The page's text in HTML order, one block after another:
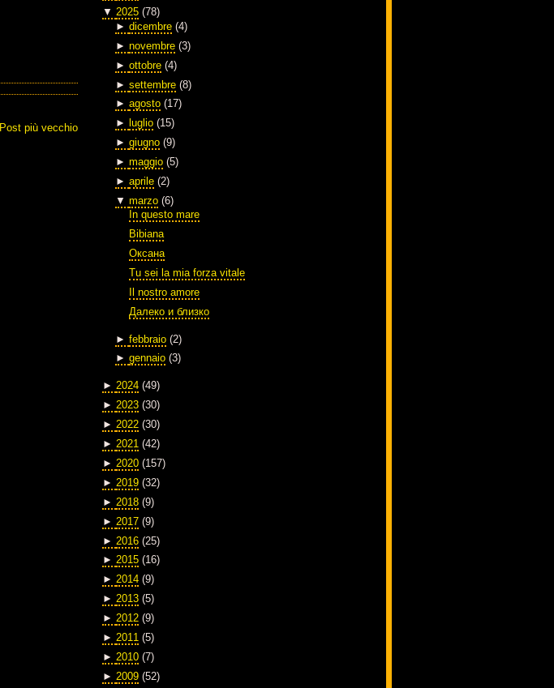
Post più vecchio
▼ 2025 (78)
► dicembre (4)
► novembre (3)
► ottobre (4)
► settembre (8)
► agosto (17)
►
luglio (15)
► giugno (9)
► maggio (5)
► aprile (2)
▼ marzo (6)
In questo mare
Bibiana
Оксана
Tu sei la mia forza vitale
Il nostro amore
Далеко и близко
► febbraio (2)
► gennaio (3)
► 2024 (49)
► 2023 (30)
► 2022 (30)
► 2021 (42)
► 2020 (157)
► 2019 (32)
► 2018 (9)
► 2017 (9)
► 2016 (25)
► 2015 (16)
► 2014 (9)
► 2013 (5)
► 2012 (9)
► 2011 (5)
► 2010 (7)
► 2009 (52)